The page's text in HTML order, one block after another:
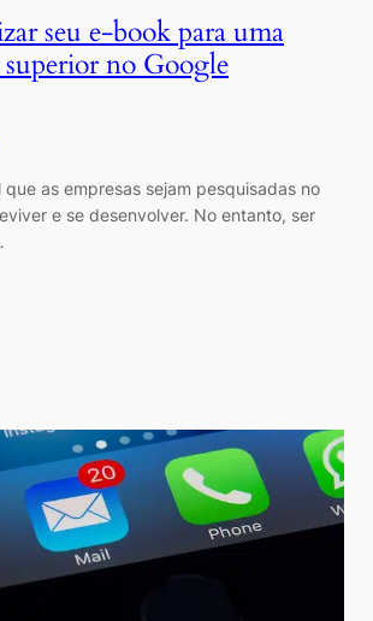
seu e-book para uma
superior no Google
que as empresas sejam pesquisadas no
e se desenvolver. No entanto, ser